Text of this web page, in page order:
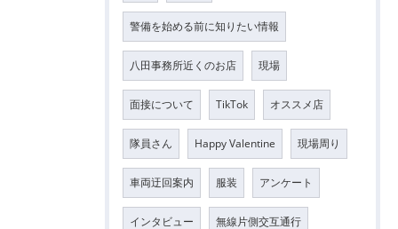
警備を始める前に知りたい情報
八田事務所近くのお店 現場
面接について TikTok オススメ店
隊員さん Happy Valentine 現場周り
車両迂回案内 服装 アンケート
インタビュー 無線片側交互通行